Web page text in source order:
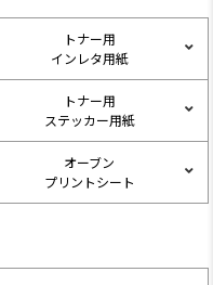
トナー用
インレタ用紙
トナー用
ステッカー用紙
オーブン
プリントシート